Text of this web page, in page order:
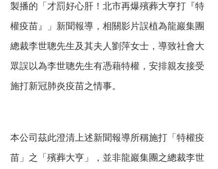
製播的「才罰好心肝！北市再爆殯葬大亨打『特
權疫苗』」新聞報導，相關影片誤植為龍巖集團
總裁李世聰先生及其夫人劉萍女士，導致社會大
眾誤以為李世聰先生有憑藉特權，安排親友接受
施打新冠肺炎疫苗之情事。
本公司茲此澄清上述新聞報導所稱施打「特權疫
苗」之「殯葬大亨」，並非龍巖集團之總裁李世